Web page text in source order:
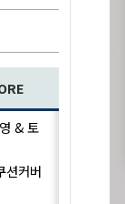
& 토
션커버